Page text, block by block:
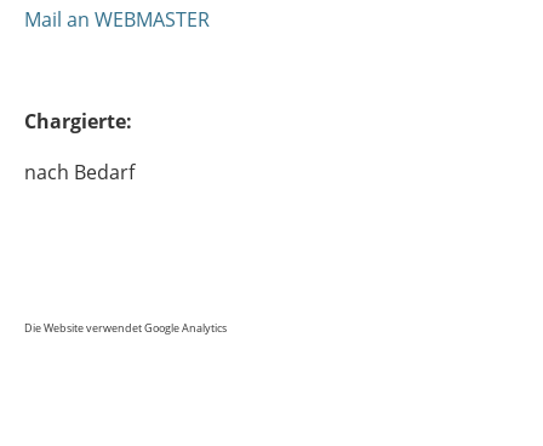
Mail an WEBMASTER
Chargierte:
nach Bedarf
Die Website verwendet Google Analytics